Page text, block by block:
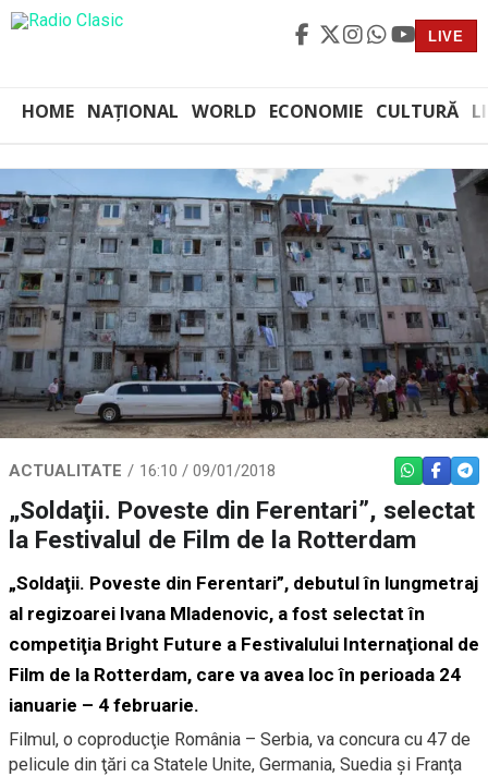
LIVE
HOME NAȚIONAL WORLD ECONOMIE CULTURĂ
ACTUALITATE 16:10 / 09/01/2018 WHATSAPP
„Soldaţii. Poveste din Ferentari”, selectat
la Festivalul de Film de la Rotterdam
„Soldaţii. Poveste din Ferentari”, debutul în lungmetraj
al regizoarei Ivana Mladenovic, a fost selectat în
competiţia Bright Future a Festivalului Internaţional de
Film de la Rotterdam, care va avea loc în perioada 24
ianuarie – 4 februarie.
Filmul, o coproducţie România – Serbia, va concura cu 47 de
pelicule din ţări ca Statele Unite, Germania, Suedia şi Franţa